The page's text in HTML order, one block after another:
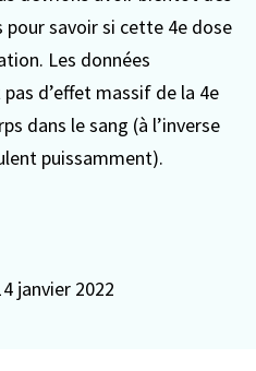
pour savoir si cette 4e dose
Les données
d’effet massif de la 4e
dans le sang (à l’inverse
puissamment).
janvier 2022